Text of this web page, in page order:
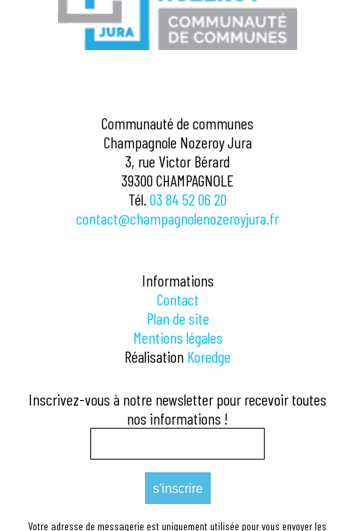
Communauté de communes
Champagnole Nozeroy Jura
3, rue Victor Bérard
39300 CHAMPAGNOLE
Tél. 03 84 52 06 20
contact@champagnolenozeroyjura.fr
Informations
Contact
Plan de site
Mentions légales
Réalisation Koredge
Inscrivez-vous à notre newsletter pour recevoir toutes
nos informations !
Votre adresse de messagerie est uniquement utilisée pour vous envoyer les